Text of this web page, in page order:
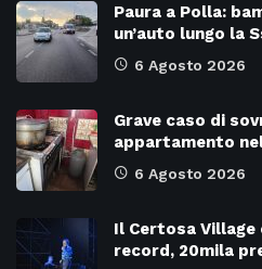
Paura a Polla:
un’auto lungo la
6 Agosto 2026
Grave caso di
appartamento
6 Agosto 2026
Il Certosa Village
record, 20mila